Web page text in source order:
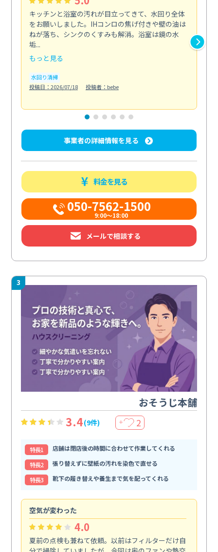
キッチンと浴室の汚れが目立ってきて、水回り全体
をお願いしました。IHコンロの焦げ付きや壁の油は
ねが落ち、シンクのくすみも解消。浴室は鏡の水
垢...
もっと見る
水回り清掃
投稿日：2026/07/18
投稿者：bebe
事業者の詳細情報を見る
料金を見る
050-7562-1500
9:00～18:00
メールで相談する
3
おそうじ本舗
3.4(9件) ＋ 2
特⻑1
店舗は閉店後の時間に合わせて作業してくれる
特⻑2
張り替えずに壁紙の汚れを染色で直せる
特⻑3
靴下の履き替えや養生まで気を配ってくれる
空気が変わった
4.0
夏前の点検も兼ねて依頼。以前はフィルターだけ自